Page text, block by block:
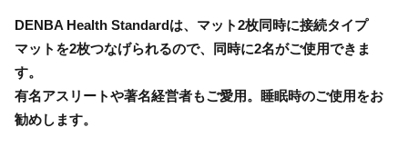
DENBA Health Standardは、マット2枚同時に接続タイプ
マットを2枚つなげられるので、同時に2名がご使用できま
す。
有名アスリートや著名経営者もご愛用。睡眠時のご使用をお
勧めします。